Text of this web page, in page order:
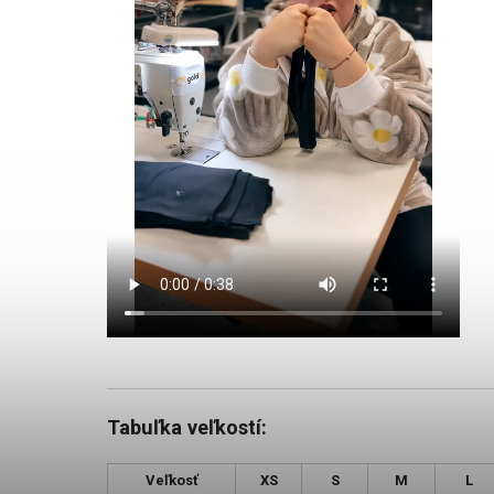
Tabuľka veľkostí:
Veľkosť XS S M L